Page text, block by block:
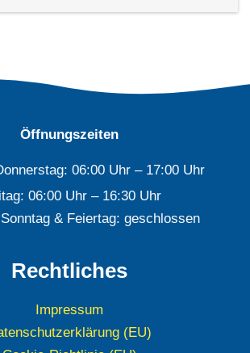
Öffnungszeiten
06:00 Uhr – 17:00 Uhr
06:00 Uhr – 16:30 Uhr
& Feiertag: geschlossen
Rechtliches
Impressum
(EU)